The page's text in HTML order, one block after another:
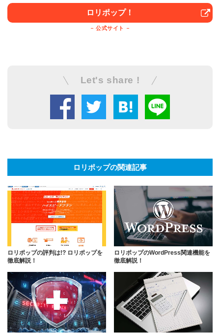
ロリポップ！
公式サイト
Let's share !
ロリポップの関連記事
ロリポップの評判は!? ロリポップを
徹底解説！
ロリポップのWordPress関連機能を
徹底解説！